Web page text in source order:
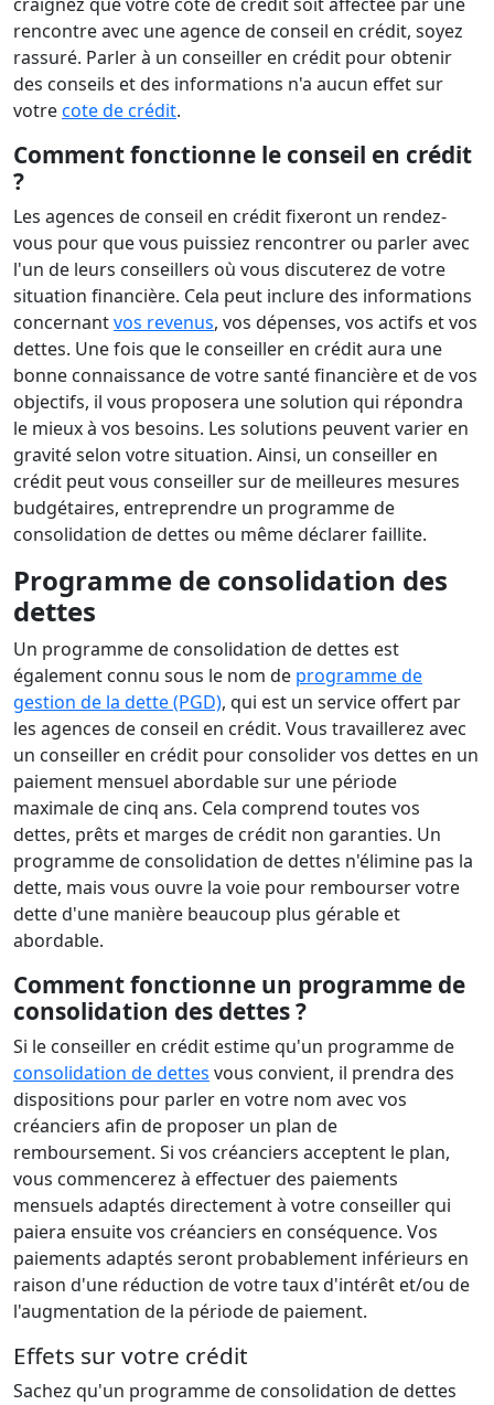
rencontre avec une agence de conseil en crédit, soyez
rassuré. Parler à un conseiller en crédit pour obtenir
des conseils et des informations n'a aucun effet sur
votrecote de crédit.
Comment fonctionne le conseil en crédit
?
Les agences de conseil en crédit fixeront un rendez-
vous pour que vous puissiez rencontrer ou parler avec
l'un de leurs conseillers où vous discuterez de votre
situation financière. Cela peut inclure des informations
concernantvos revenus, vos dépenses, vos actifs et vos
dettes. Une fois que le conseiller en crédit aura une
bonne connaissance de votre santé financière et de vos
objectifs, il vous proposera une solution qui répondra
le mieux à vos besoins. Les solutions peuvent varier en
gravité selon votre situation. Ainsi, un conseiller en
crédit peut vous conseiller sur de meilleures mesures
budgétaires, entreprendre un programme de
consolidation de dettes ou même déclarer faillite.
Programme de consolidation des
dettes
Un programme de consolidation de dettes est
également connu sous le nom de programme de
gestion de la dette (PGD), qui est un service offert par
les agences de conseil en crédit. Vous travaillerez avec
un conseiller en crédit pour consolider vos dettes en un
paiement mensuel abordable sur une période
maximale de cinq ans. Cela comprend toutes vos
dettes, prêts et marges de crédit non garanties. Un
programme de consolidation de dettes n'élimine pas la
dette, mais vous ouvre la voie pour rembourser votre
dette d'une manière beaucoup plus gérable et
abordable.
Comment fonctionne un programme de
consolidation des dettes ?
Si le conseiller en crédit estime qu'un programme de
consolidation de dettes vous convient, il prendra des
dispositions pour parler en votre nom avec vos
créanciers afin de proposer un plan de
remboursement. Si vos créanciers acceptent le plan,
vous commencerez à effectuer des paiements
mensuels adaptés directement à votre conseiller qui
paiera ensuite vos créanciers en conséquence. Vos
paiements adaptés seront probablement inférieurs en
raison d'une réduction de votre taux d'intérêt et/ou de
l'augmentation de la période de paiement.
Effets sur votre crédit
Sachez qu'un programme de consolidation de dettes